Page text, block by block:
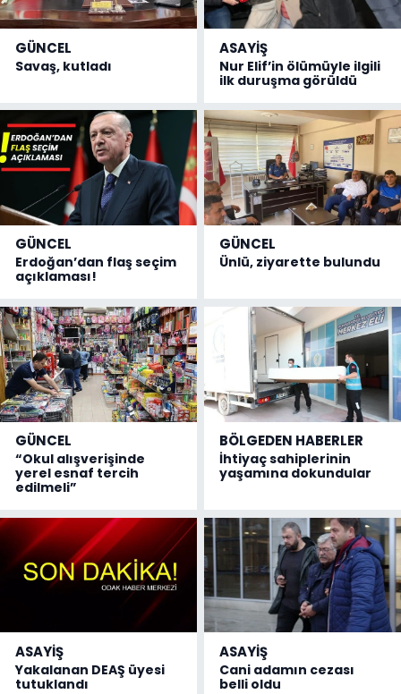
GÜNCEL
Savaş, kutladı
ASAYİŞ
Nur Elif’in ölümüyle ilgili
ilk duruşma görüldü
GÜNCEL
Erdoğan’dan flaş seçim
açıklaması!
GÜNCEL
Ünlü, ziyarette bulundu
GÜNCEL
“Okul alışverişinde
yerel esnaf tercih
edilmeli”
BÖLGEDEN HABERLER
İhtiyaç sahiplerinin
yaşamına dokundular
ASAYİŞ
Yakalanan DEAŞ üyesi
tutuklandı
ASAYİŞ
Cani adamın cezası
belli oldu